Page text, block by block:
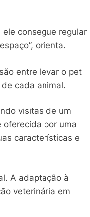
consegue regular
orienta.
entre levar o pet
cada animal.
visitas de um
oferecida por uma
características e
A adaptação à
veterinária em